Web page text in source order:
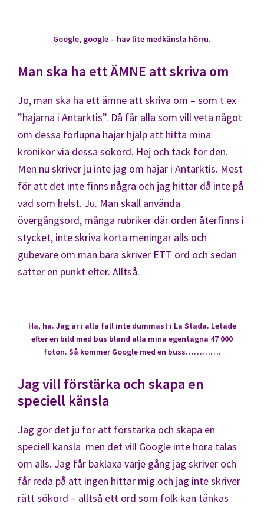
Google, google – hav lite medkänsla hörru.
Man ska ha ett ÄMNE att skriva om
Jo, man ska ha ett ämne att skriva om – som t ex
”hajarna i Antarktis”. Då får alla som vill veta något
om dessa förlupna hajar hjälp att hitta mina
krönikor via dessa sökord. Hej och tack för den.
Men nu skriver ju inte jag om hajar i Antarktis. Mest
för att det inte finns några och jag hittar då inte på
vad som helst. Ju. Man skall använda
övergångsord, många rubriker där orden återfinns i
stycket, inte skriva korta meningar alls och
gubevare om man bara skriver ETT ord och sedan
sätter en punkt efter. Alltså.
Ha, ha. Jag är i alla fall inte dummast i La Stada. Letade
efter en bild med bus bland alla mina egentagna 47 000
foton. Så kommer Google med en buss………….
Jag vill förstärka och skapa en
speciell känsla
Jag gör det ju för att förstärka och skapa en
speciell känsla men det vill Google inte höra talas
om alls. Jag får bakläxa varje gång jag skriver och
får reda på att ingen hittar mig och jag inte skriver
rätt sökord – alltså ett ord som folk kan tänkas